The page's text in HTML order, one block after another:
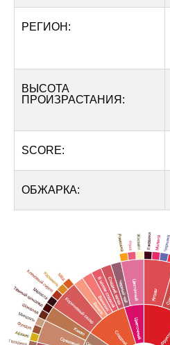
РЕГИОН:
ВЫСОТА
ПРОИЗРАСТАНИЯ:
SCORE:
ОБЖАРКА: